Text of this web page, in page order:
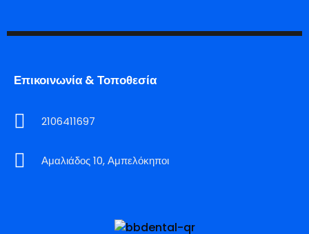
Επικοινωνία & Τοποθεσία
2106411697
Αμαλιάδος 10, Αμπελόκηποι